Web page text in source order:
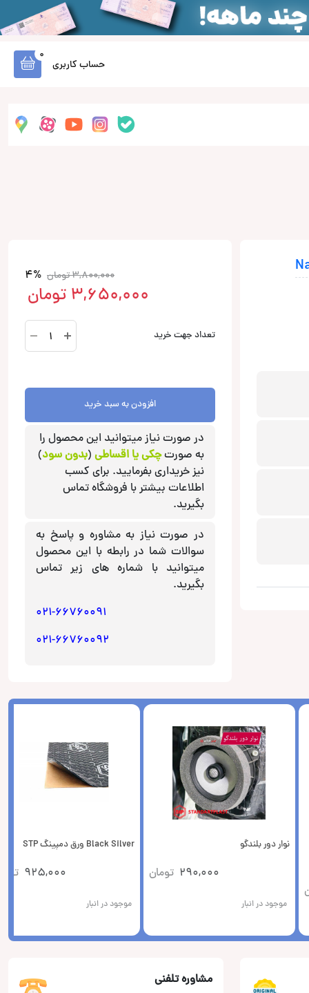
حساب کاربری
0
3,800,000تومان 4%
3,650,000 تومان
تعداد جهت خرید
NSE-
CS1618
Nakamichi
افزودن به سبد خرید
در صورت نیاز میتوانید این محصول را
به صورتچکی یا اقساطی (بدون سود)
نیز خریداری بفرمایید. برای کسب
اطلاعات بیشتر با فروشگاه تماس
بگیرید.
در صورت نیاز به مشاوره و پاسخ به
سوالات شما در رابطه با این محصول
میتوانید با شماره های زیر تماس
بگیرید.
021-66760091
021-66760092
نوار دور بلندگو
290,000 تومان
موجود در انبار
Black Silver ورق دمپینگ STP
925,000
موجود در انبار
مشاوره تلفنی